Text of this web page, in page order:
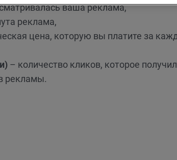
ваша реклама,
реклама,
цена, которую вы платите за
– количество кликов, которое
рекламы.